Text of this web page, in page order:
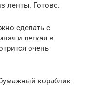
ленты. Готово.
сделать с
и легкая в
очень
кораблик